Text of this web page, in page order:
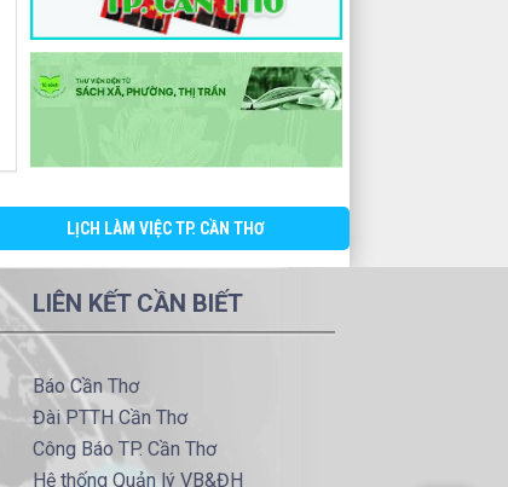
LỊCH LÀM VIỆC TP. CẦN THƠ
LIÊN KẾT CẦN BIẾT
Báo Cần Thơ
Đài PTTH Cần Thơ
Công Báo TP. Cần Thơ
Hệ thống Quản lý VB&ĐH